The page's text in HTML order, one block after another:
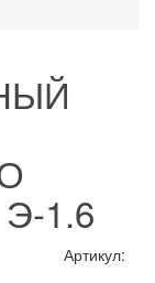
1.6
Артикул: